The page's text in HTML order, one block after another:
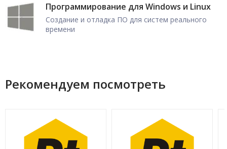
Программирование для Windows и Linux
Создание и отладка ПО для систем реального
времени
Рекомендуем посмотреть